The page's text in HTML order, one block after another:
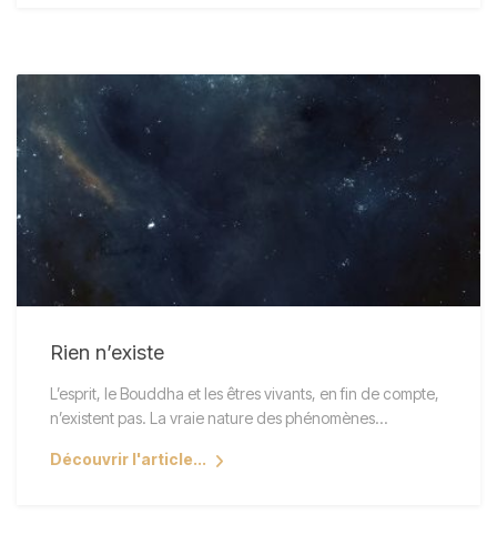
Rien n’existe
L’esprit, le Bouddha et les êtres vivants, en fin de compte,
n’existent pas. La vraie nature des phénomènes…
Découvrir l'article...